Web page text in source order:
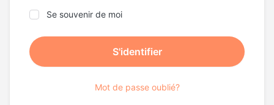
Se souvenir de moi
Mot de passe oublié?